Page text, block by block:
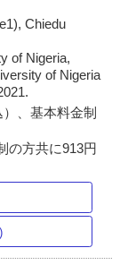
Chiedu
of Nigeria,
of Nigeria
、基本料金制
の方共に913円